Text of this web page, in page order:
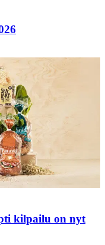
kilpailu on nyt